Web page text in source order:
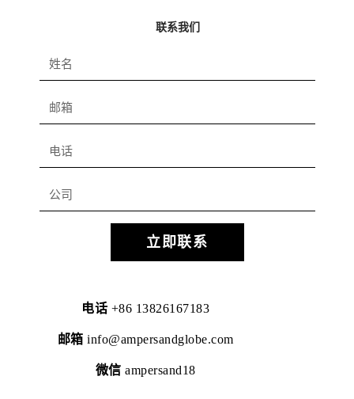
联系我们
立即联系
电话 +86 13826167183
邮箱info@ampersandglobe.com
微信 ampersand18